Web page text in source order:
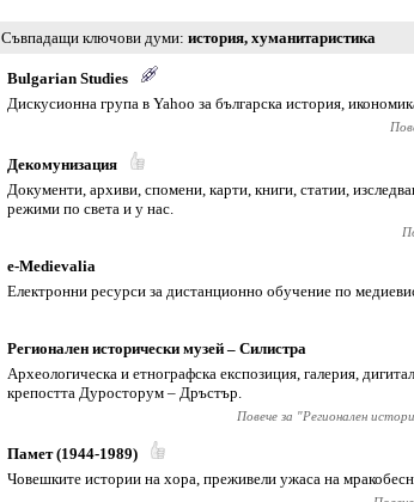
Съвпадащи ключови думи история, хуманитаристика
Bulgarian Studies
Дискусионна група в Yahoo за българска история,
Декомунизация
Документи, архиви, спомени, карти, книги, статии,
режими по света и у нас.
e-Medievalia
Електронни ресурси за дистанционно обучение по
Регионален исторически музей – Силистра
Археологическа и етнографска експозиция, галерия,
крепостта Дуросторум – Дръстър.
Повече за "Регионален
Памет (1944-1989)
Човешките истории на хора, преживели ужаса на